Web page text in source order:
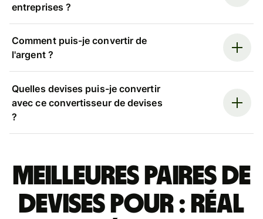
entreprises ?
Comment puis-je convertir de
l'argent ?
Quelles devises puis-je convertir
avec ce convertisseur de devises
?
Meilleures paires de
devises pour : réal